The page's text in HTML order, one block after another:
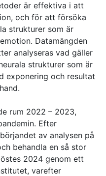
är effektiva i att
och för att försöka
strukturer som är
Datamängden
analyseras vad gäller
strukturer som är
exponering och resultat
rum 2022 – 2023,
Efter
av analysen på
behandla en så stor
2024 genom ett
varefter